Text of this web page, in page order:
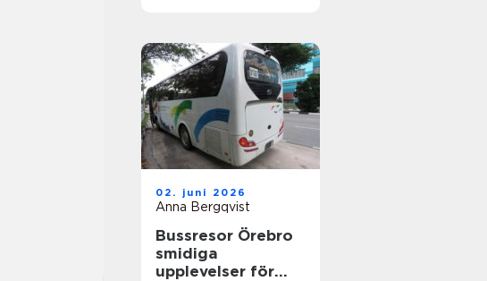
02. juni 2026
Anna Bergqvist
Bussresor Örebro
smidiga
upplevelser för